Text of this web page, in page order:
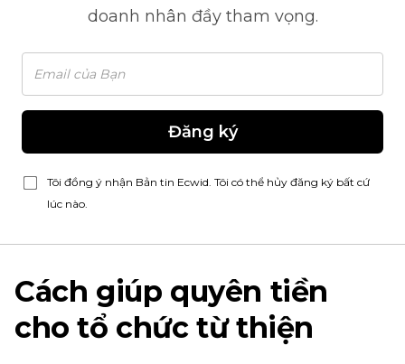
doanh nhân đầy tham vọng.
Đăng ký
Tôi đồng ý nhận Bản tin Ecwid. Tôi có thể hủy đăng ký bất cứ
lúc nào.
Cách giúp quyên tiền
cho tổ chức từ thiện